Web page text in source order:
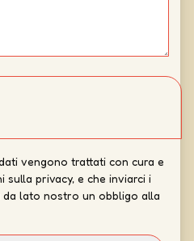
vengono trattati con cura e
sulla privacy, e che inviarci i
lato nostro un obbligo alla